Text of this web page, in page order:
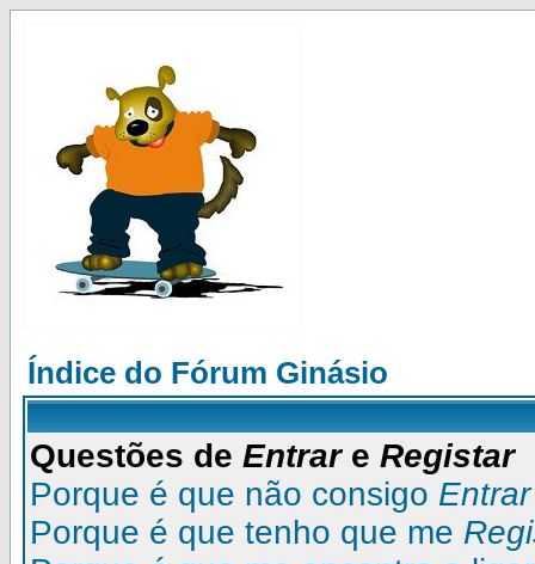
Índice do Fórum Ginásio
Questões de Entrare Registar
Porque é que não consigo Entrar
Porque é que tenho que me